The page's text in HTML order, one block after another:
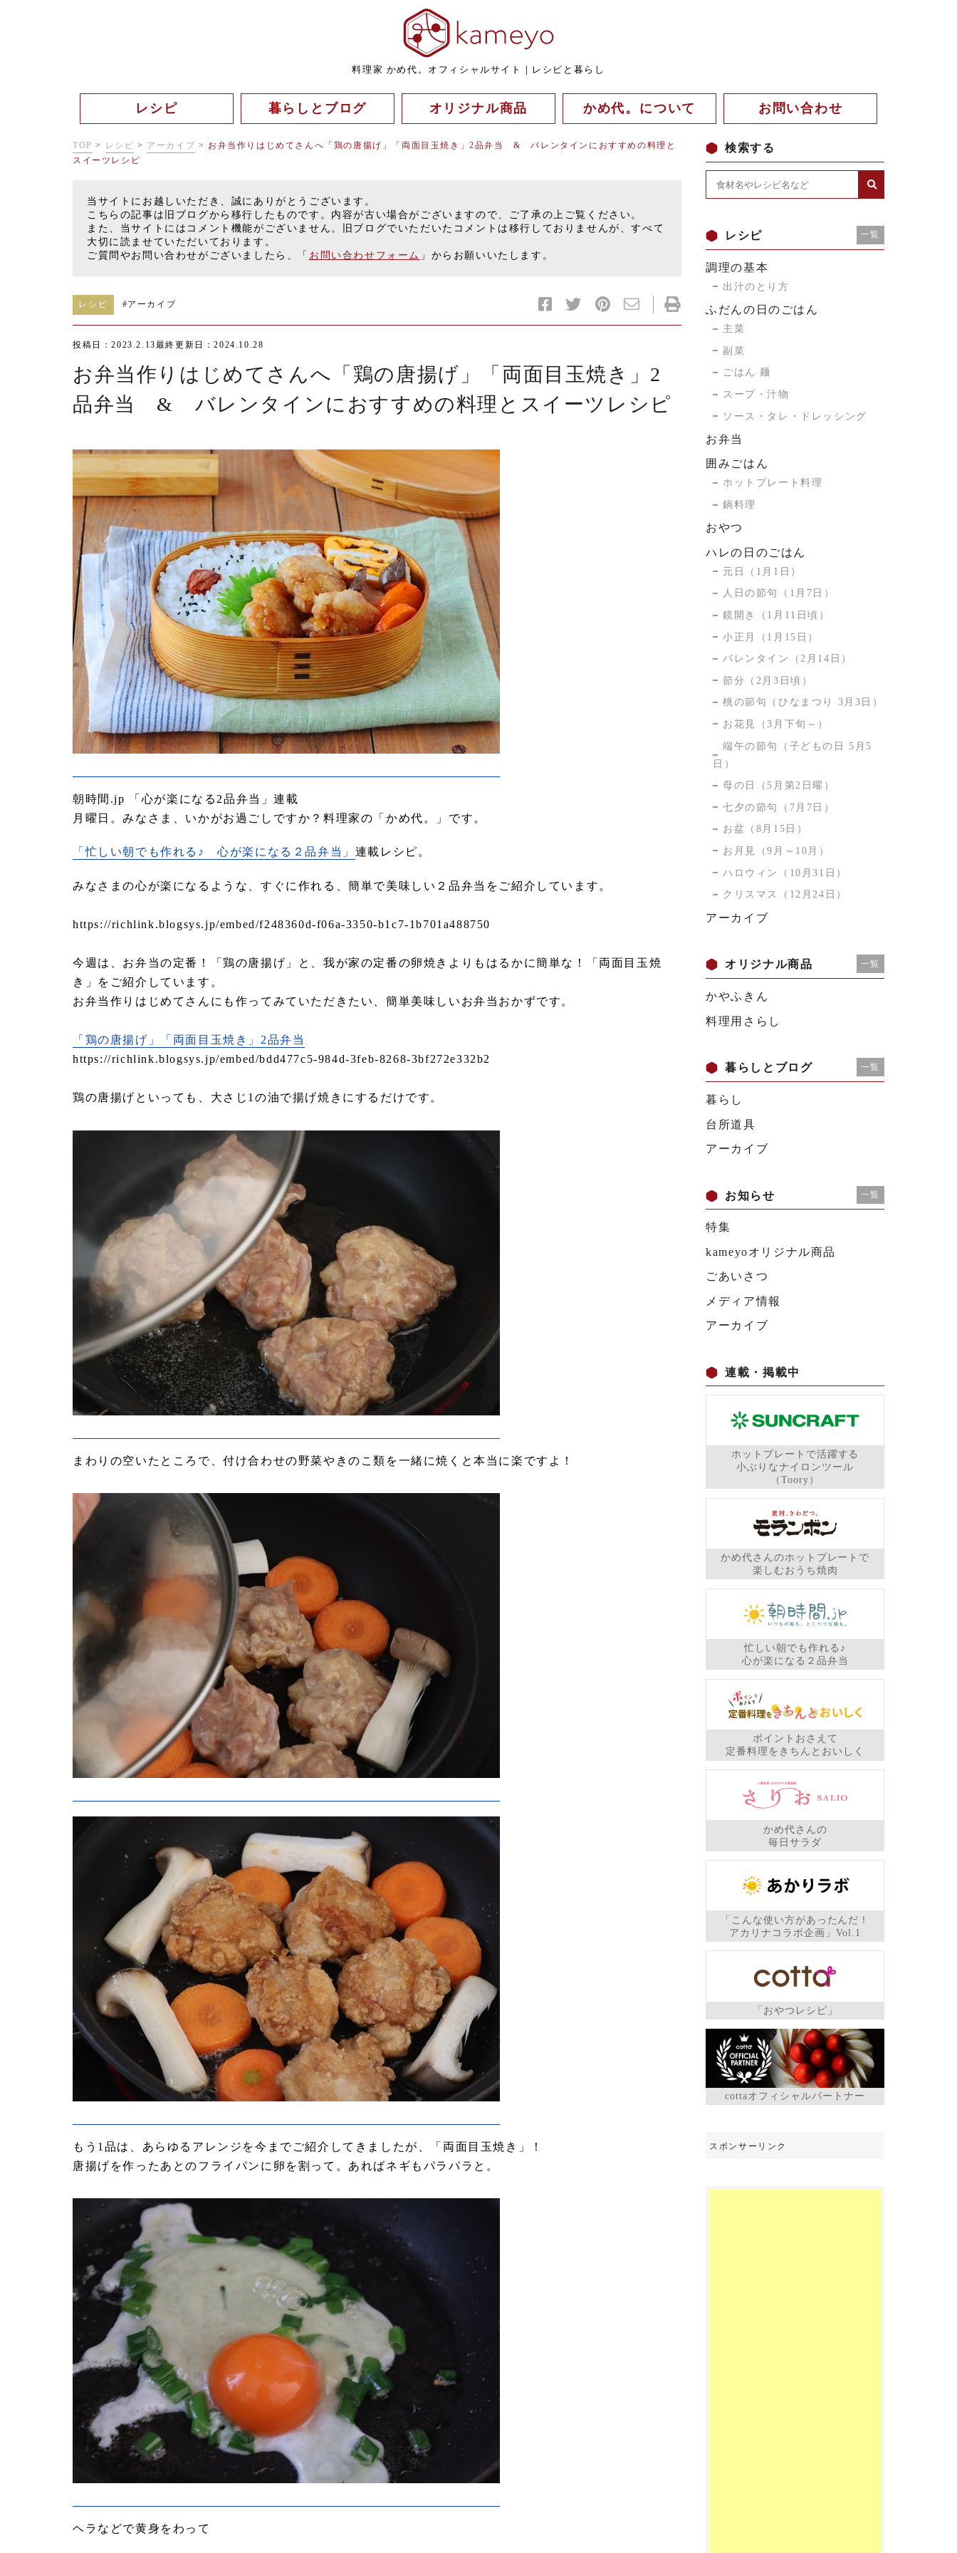
料理家 かめ代。オフィシャルサイト｜レシピと暮らし
レシピ 暮らしとブログ オリジナル商品 かめ代。について お問い合わせ
TOP > レシピ > アーカイブ > お弁当作りはじめてさんへ「鶏の唐揚げ」「両面目玉焼き」2品弁当 & バレンタインにおすすめの料理と
スイーツレシピ
当サイトにお越しいただき、誠にありがとうございます。
こちらの記事は旧ブログから移行したものです。内容が古い場合がございますので、ご了承の上ご覧ください。
また、当サイトにはコメント機能がございません。旧ブログでいただいたコメントは移行しておりませんが、すべて
大切に読ませていただいております。
ご質問やお問い合わせがございましたら、「 お問い合わせフォーム 」からお願いいたします。
レシピ #アーカイブ
投稿日：2023.2.13最終更新日：2024.10.28
お弁当作りはじめてさんへ「鶏の唐揚げ」「両面目玉焼き」2
品弁当 & バレンタインにおすすめの料理とスイーツレシピ
朝時間.jp 「心が楽になる2品弁当」連載
月曜日。みなさま、いかがお過ごしですか？料理家の「かめ代。」です。
「忙しい朝でも作れる♪ 心が楽になる２品弁当」 連載レシピ。
みなさまの心が楽になるような、すぐに作れる、簡単で美味しい２品弁当をご紹介しています。
https://richlink.blogsys.jp/embed/f248360d-f06a-3350-b1c7-1b701a488750
今週は、お弁当の定番！「鶏の唐揚げ」と、我が家の定番の卵焼きよりもはるかに簡単な！「両面目玉焼
き」をご紹介しています。
お弁当作りはじめてさんにも作ってみていただきたい、簡単美味しいお弁当おかずです。
「鶏の唐揚げ」「両面目玉焼き」2品弁当
https://richlink.blogsys.jp/embed/bdd477c5-984d-3feb-8268-3bf272e332b2
鶏の唐揚げといっても、大さじ1の油で揚げ焼きにするだけです。
まわりの空いたところで、付け合わせの野菜やきのこ類を一緒に焼くと本当に楽ですよ！
もう1品は、あらゆるアレンジを今までご紹介してきましたが、「両面目玉焼き」！
唐揚げを作ったあとのフライパンに卵を割って。あればネギもパラパラと。
ヘラなどで黄身をわって
検索する
レシピ 一覧
調理の基本
出汁のとり方
ふだんの日のごはん
主菜
副菜
ごはん 麺
スープ・汁物
ソース・タレ・ドレッシング
お弁当
囲みごはん
ホットプレート料理
鍋料理
おやつ
ハレの日のごはん
元日（1月1日）
人日の節句（1月7日）
鏡開き（1月11日頃）
小正月（1月15日）
バレンタイン（2月14日）
節分（2月3日頃）
桃の節句（ひなまつり 3月3日）
お花見（3月下旬～）
端午の節句（子どもの日 5月5
日）
母の日（5月第2日曜）
七夕の節句（7月7日）
お盆（8月15日）
お月見（9月～10月）
ハロウィン（10月31日）
クリスマス（12月24日）
アーカイブ
オリジナル商品 一覧
かやふきん
料理用さらし
暮らしとブログ 一覧
暮らし
台所道具
アーカイブ
お知らせ 一覧
特集
kameyoオリジナル商品
ごあいさつ
メディア情報
アーカイブ
連載・掲載中
ホットプレートで活躍する
小ぶりなナイロンツール
（Toory）
かめ代さんのホットプレートで
楽しむおうち焼肉
忙しい朝でも作れる♪
心が楽になる２品弁当
ポイントおさえて
定番料理をきちんとおいしく
かめ代さんの
毎日サラダ
「こんな使い方があったんだ！
アカリナコラボ企画」Vol.1
「おやつレシピ」
cottaオフィシャルパートナー